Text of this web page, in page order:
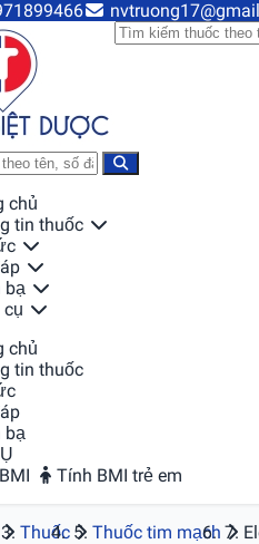
chủ
tin thuốc
bạ
cụ
chủ
tin thuốc
bạ
Tính BMI trẻ em
Thuốc Thuốc tim mạch